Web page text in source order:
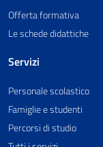
Offerta formativa
Le schede didattiche
Servizi
Personale scolastico
Famiglie e studenti
Percorsi di studio